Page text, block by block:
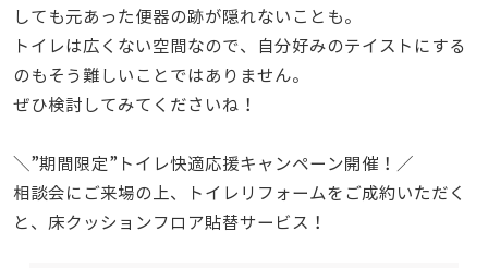
しても元あった便器の跡が隠れないことも。
トイレは広くない空間なので、自分好みのテイストにする
のもそう難しいことではありません。
ぜひ検討してみてくださいね！
＼”期間限定”トイレ快適応援キャンペーン開催！／
相談会にご来場の上、トイレリフォームをご成約いただく
と、床クッションフロア貼替サービス！